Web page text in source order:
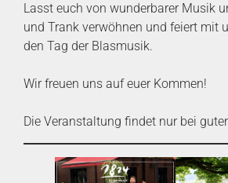
Lasst euch von wunderbarer Musik
und Trank verwöhnen und feiert mit
den Tag der Blasmusik.
Wir freuen uns auf euer Kommen!
Die Veranstaltung findet nur bei